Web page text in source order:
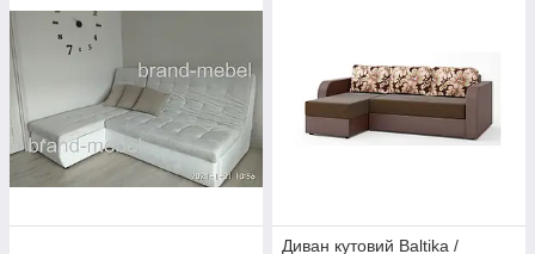
Диван кутовий Baltika /